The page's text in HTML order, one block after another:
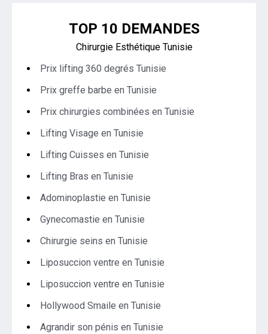
TOP 10 DEMANDES
Chirurgie Esthétique Tunisie
Prix lifting 360 degrés Tunisie
Prix greffe barbe en Tunisie
Prix chirurgies combinées en Tunisie
Lifting Visage en Tunisie
Lifting Cuisses en Tunisie
Lifting Bras en Tunisie
Adominoplastie en Tunisie
Gynecomastie en Tunisie
Chirurgie seins en Tunisie
Liposuccion ventre en Tunisie
Liposuccion ventre en Tunisie
Hollywood Smaile en Tunisie
Agrandir son pénis en Tunisie